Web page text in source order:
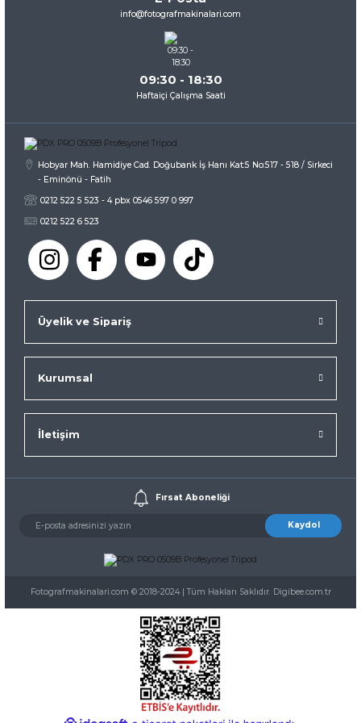
Ürün fiyatı diğer sitelerden daha pahalı.
info@fotografmakinalari.com
09:30 - 18:30
Haftaiçi Çalışma Saati
Hobyar Mah. Hamidiye Cad. Doğubank İş Hanı Kat:5 No:517 - 518 / Sirkeci
- Eminönü - Fatih
0212 522 5 523 - 4 pbx 0546 597 0 997
0212 522 6 523
Üyelik ve Sipariş
Kurumsal
İletişim
Fırsat Aboneliği
Kaydol
Fotografmakinalari.com © 2018-2024 | Tüm Hakları Saklıdır. Digibee.com.tr